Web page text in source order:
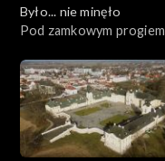
Było... nie minęło
Pod zamkowym progiem